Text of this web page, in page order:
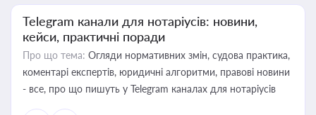
Telegram канали для нотаріусів: новини,
кейси, практичні поради
Про що тема: Огляди нормативних змін, судова практика,
коментарі експертів, юридичні алгоритми, правові новини
- все, про що пишуть у Telegram каналах для нотаріусів